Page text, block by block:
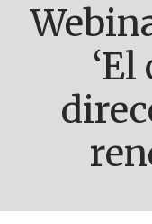
Webinar de octubre: